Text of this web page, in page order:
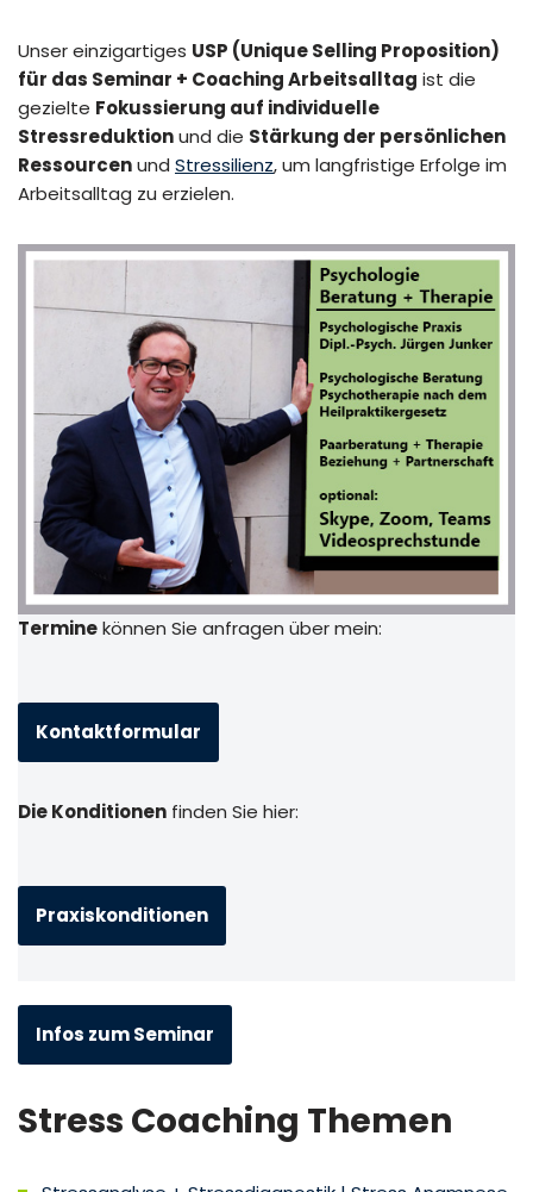
Unser einzigartiges USP (Unique Selling Proposition)
für das Seminar + Coaching Arbeitsalltag ist die
gezielte Fokussierung auf individuelle
Stressreduktionund die Stärkung der persönlichen
Ressourcenund Stressilienz, um langfristige Erfolge im
Arbeitsalltag zu erzielen.
Terminekönnen Sie anfragen über mein:
Kontaktformular
Die Konditionen finden Sie hier:
Praxiskonditionen
Infos zum Seminar
Stress Coaching Themen